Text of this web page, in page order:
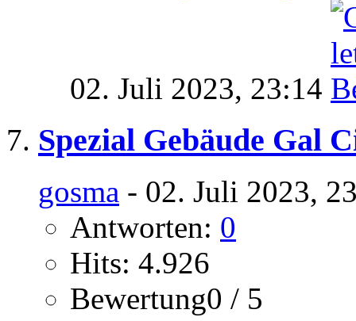
02. Juli 2023, 23:14
Spezial Gebäude Gal
gosma - 02. Juli 2023,
Antworten: 0
Hits: 4.926
Bewertung0 / 5